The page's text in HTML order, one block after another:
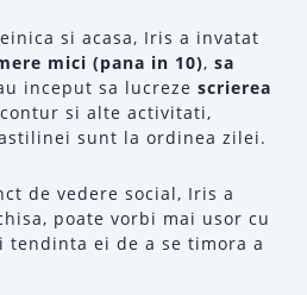
si acasa, Iris a invatat
mici (pana in 10), sa
inceput sa lucreze scrierea
si alte activitati,
sunt la ordinea zilei.
de vedere social, Iris a
poate vorbi mai usor cu
tendinta ei de a se timora a